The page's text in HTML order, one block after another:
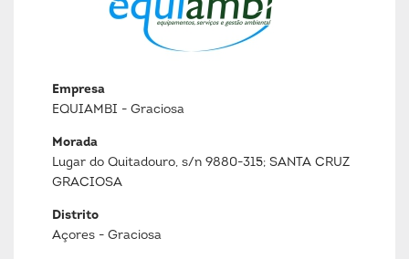
Empresa
EQUIAMBI - Graciosa
Morada
Lugar do Quitadouro, s/n 9880-315; SANTA CRUZ
GRACIOSA
Distrito
Açores - Graciosa